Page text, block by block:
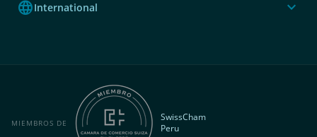
languageInternational expand_more
MIEMBROS DE
SwissCham
Peru